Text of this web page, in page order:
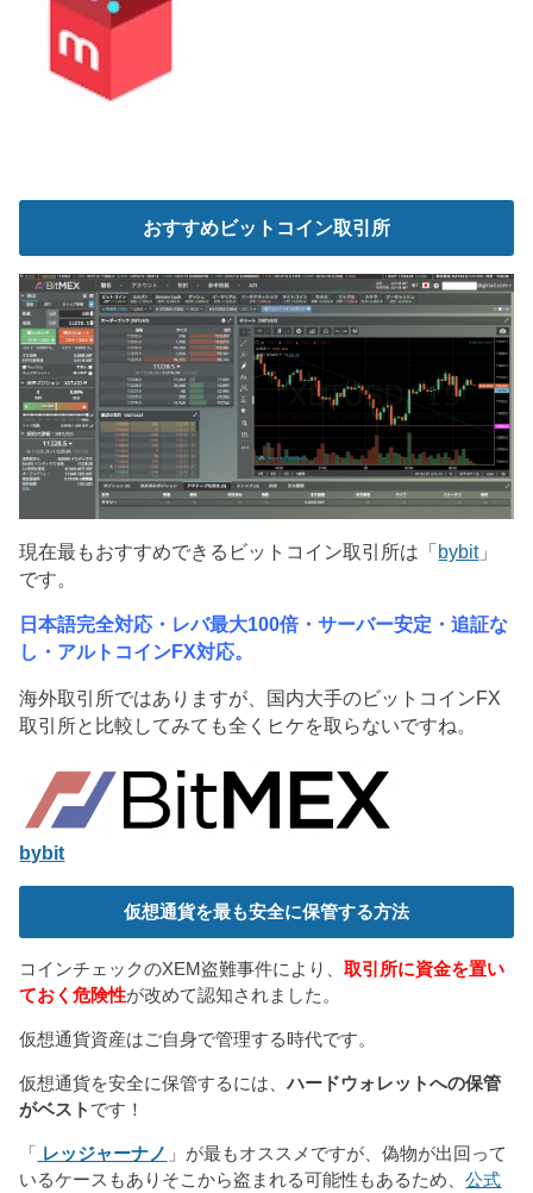
おすすめビットコイン取引所
現在最もおすすめできるビットコイン取引所は「 bybit」
です。
日本語完全対応・レバ最大100倍・サーバー安定・追証な
し・アルトコインFX対応。
海外取引所ではありますが、国内大手のビットコインFX
取引所と比較してみても全くヒケを取らないですね。
bybit
仮想通貨を最も安全に保管する方法
コインチェックのXEM盗難事件により、取引所に資金を置い
ておく危険性が改めて認知されました。
仮想通貨資産はご自身で管理する時代です。
仮想通貨を安全に保管するには、ハードウォレットへの保管
がベスト です！
「 レッジャーナノ 」が最もオススメですが、偽物が出回って
いるケースもありそこから盗まれる可能性もあるため、公式